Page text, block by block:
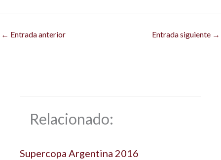
← Entrada anterior Entrada siguiente →
Relacionado:
Supercopa Argentina 2016